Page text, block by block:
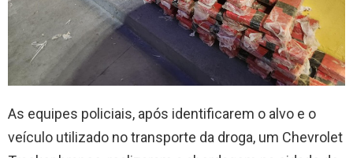
As equipes policiais, após identificarem o alvo e o
veículo utilizado no transporte da droga, um Chevrolet